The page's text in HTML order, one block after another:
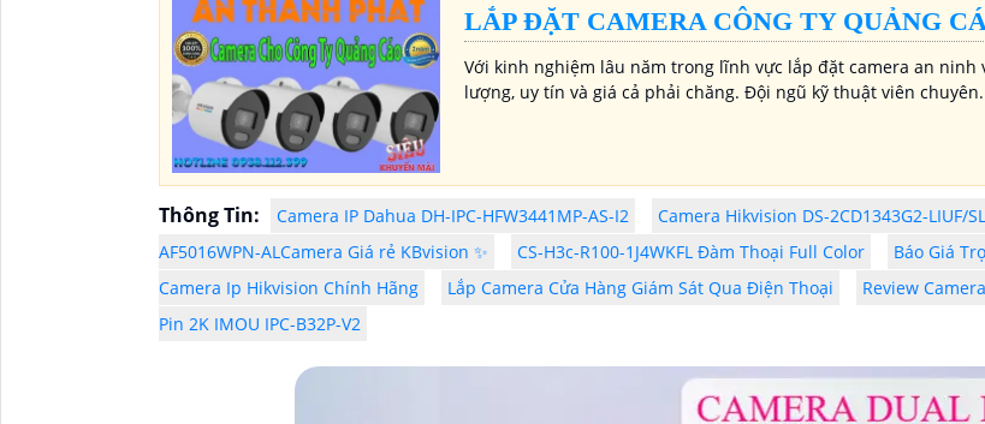
LẮP ĐẶT CAMERA CÔNG TY QUẢNG
Với kinh nghiệm lâu năm trong lĩnh vực lắp đặt camera an
lượng, uy tín và giá cả phải chăng. Đội ngũ kỹ thuật viên
Thông Tin: Camera IP Dahua DH-IPC-HFW3441MP-AS-I2 Camera Hikvision DS-2CD1343G2-LIUF/SL
AF5016WPN-ALCamera Giá rẻ KBvision ✨
CS-H3c-R100-1J4WKFL Đàm Thoại Full Color Báo Giá
Camera Ip Hikvision Chính Hãng
Lắp Camera Cửa Hàng Giám Sát Qua Điện Thoại Review
Pin 2K IMOU IPC-B32P-V2